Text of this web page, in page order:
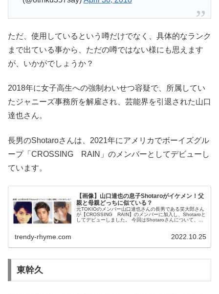
ただ、使用しているという噂だけでなく、具体的なランク
まで出ている事から、ただの噂ではない様にも思えます
が、いかがでしょうか？
2018年に女子高生への強制わいせつ容疑で、所属してい
たジャニーズ事務所を解雇され、芸能界を引退された山口
達也さん。
長男のShotaroさんは、2021年にアメリカでボーイズグル
ープ「CROSSING RAIN」のメンバーとしてデビューし
ています。
【画像】山口達也の息子Shotaroがイケメン！父
親と母親どっちに似ている？
元TOKIOのメンバー山口達也さんの長男である笑大郎さん
が【CROSSING RAIN】のメンバーに加入し、Shotaroと
してデビューしました。 今回はShotaroさんについて、調
trendy-rhyme.com 2022.10.25
東幹久